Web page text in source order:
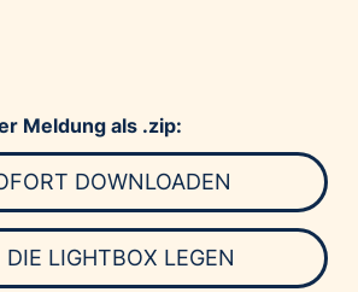
Meldung als .zip:
DOWNLOADEN
DIE LIGHTBOX LEGEN